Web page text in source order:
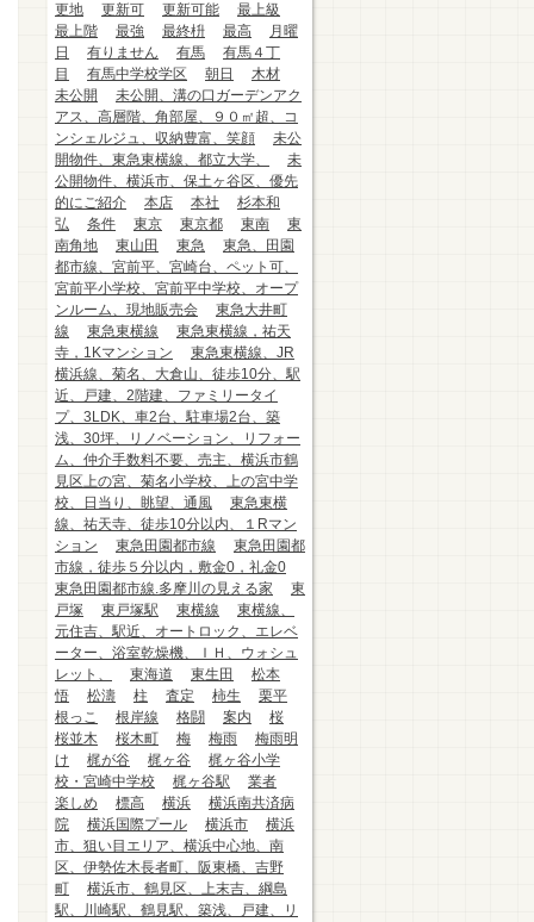
更地
更新可 更新可能
最上級
最上階
最強 最終枡 最高
月曜
日
有りません 有馬
有馬４丁
目
有馬中学校学区 朝日
木材
未公開
未公開、溝の口ガーデンアク
アス、高層階、角部屋、９０㎡超、コ
ンシェルジュ、収納豊富、笑顔
未公
開物件、東急東横線、都立大学、
未
公開物件、横浜市、保土ヶ谷区、優先
的にご紹介
本店 本社
杉本和
弘
条件 東京 東京都 東南
東
南角地
東山田 東急
東急、田園
都市線、宮前平、宮崎台、ペット可、
宮前平小学校、宮前平中学校、オープ
ンルーム、現地販売会
東急大井町
線
東急東横線
東急東横線，祐天
寺，1Kマンション
東急東横線、JR
横浜線、菊名、大倉山、徒歩10分、駅
近、戸建、2階建、ファミリータイ
プ、3LDK、車2台、駐車場2台、築
浅、30坪、リノベーション、リフォー
ム、仲介手数料不要、売主、横浜市鶴
見区上の宮、菊名小学校、上の宮中学
校、日当り、眺望、通風
東急東横
線、祐天寺、徒歩10分以内、１Rマン
ション
東急田園都市線
東急田園都
市線，徒歩５分以内，敷金0，礼金0
東急田園都市線.多摩川の見える家
東
戸塚
東戸塚駅 東横線
東横線、
元住吉、駅近、オートロック、エレベ
ーター、浴室乾燥機、ＩＨ、ウォシュ
レット、
東海道 東生田
松本
悟
松濤 柱 査定 柿生
栗平
根っこ
根岸線 格闘 案内
桜
桜並木
桜木町 梅 梅雨
梅雨明
け
梶が谷 梶ヶ谷
梶ヶ谷小学
校・宮崎中学校
梶ヶ谷駅
業者
楽しめ
標高 横浜
横浜南共済病
院
横浜国際プール 横浜市
横浜
市、狙い目エリア、横浜中心地、南
区、伊勢佐木長者町、阪東橋、吉野
町
横浜市、鶴見区、上末吉、綱島
駅、川崎駅、鶴見駅、築浅、戸建、リ